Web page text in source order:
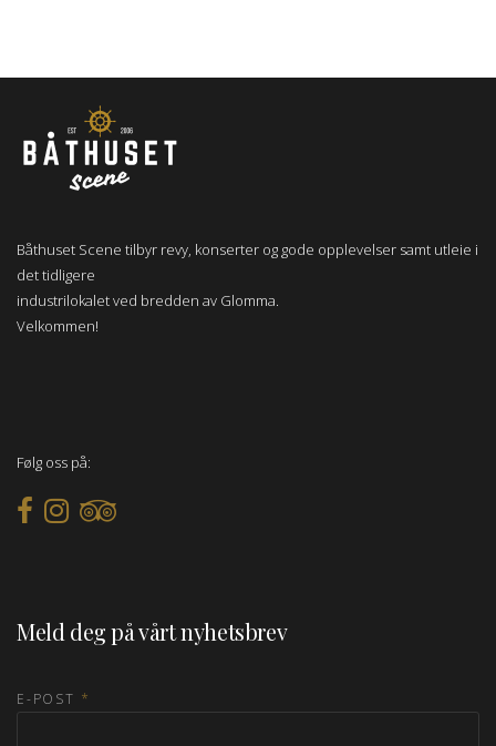
Båthuset Scene tilbyr revy, konserter og gode opplevelser samt utleie i
det tidligere
industrilokalet ved bredden av Glomma.
Velkommen!
Følg oss på:
Meld deg på vårt nyhetsbrev
E-POST *